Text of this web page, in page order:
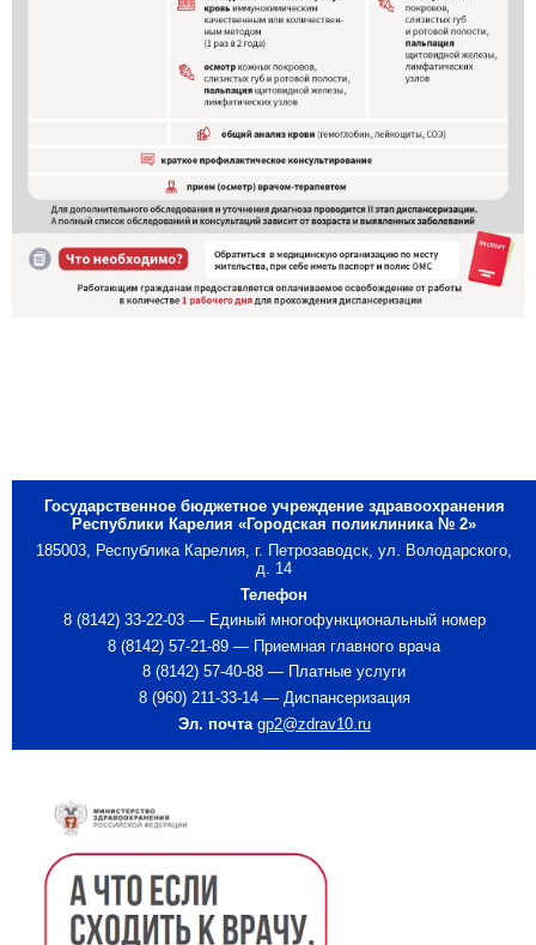
Государственное бюджетное учреждение здравоохранения
Республики Карелия «Городская поликлиника № 2»
185003, Республика Карелия, г. Петрозаводск, ул. Володарского,
д. 14
Телефон
8 (8142) 33-22-03 — Единый многофункциональный номер
8 (8142) 57-21-89 — Приемная главного врача
8 (8142) 57-40-88 — Платные услуги
8 (960) 211-33-14 — Диспансеризация
Эл. почта gp2@zdrav10.ru